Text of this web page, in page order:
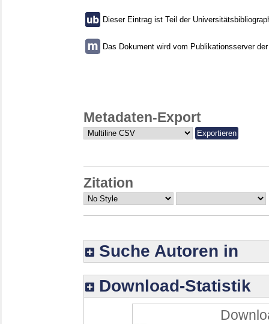
Dieser Eintrag ist Teil der
Das Dokument wird vom Publikationsserver
Metadaten-Export
Zitation
Suche Autoren in
Download-Statistik